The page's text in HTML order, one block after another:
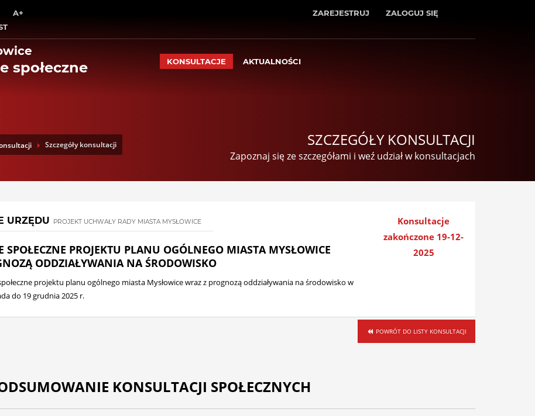
Przejdź do mapy serwisu
A+
ZAREJESTRUJ ZALOGUJ SIĘ
społeczne KONSULTACJE AKTUALNOŚCI
Szczegóły konsultacji SZCZEGÓŁY KONSULTACJI
Zapoznaj się ze szczegółami i weź udział w konsultacjach
URZĘDU PROJEKT UCHWAŁY RADY MIASTA MYSŁOWICE
SPOŁECZNE PROJEKTU PLANU OGÓLNEGO MIASTA MYSŁOWICE
ODDZIAŁYWANIA NA ŚRODOWISKO
projektu planu ogólnego miasta Mysłowice wraz z prognozą oddziaływania na środowisko w
do 19 grudnia 2025 r.
Konsultacje
zakończone 19-12-
2025
POWRÓT DO LISTY KONSULTACJI
KONSULTACJI SPOŁECZNYCH